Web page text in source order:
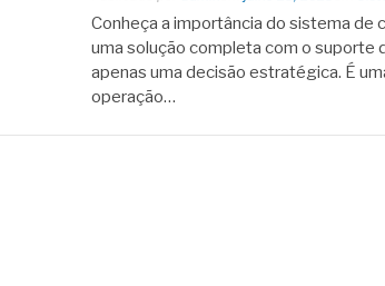
Conheça a importância do sistema de
uma solução completa com o suporte
apenas uma decisão estratégica. É
operação…